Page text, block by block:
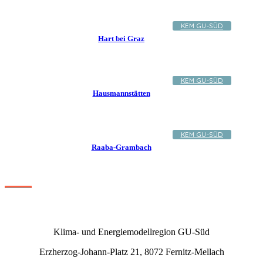
KEM GU-SÜD
Hart bei Graz
KEM GU-SÜD
Hausmannstätten
KEM GU-SÜD
Raaba-Grambach
Klima- und Energiemodellregion GU-Süd
Erzherzog-Johann-Platz 21, 8072 Fernitz-Mellach